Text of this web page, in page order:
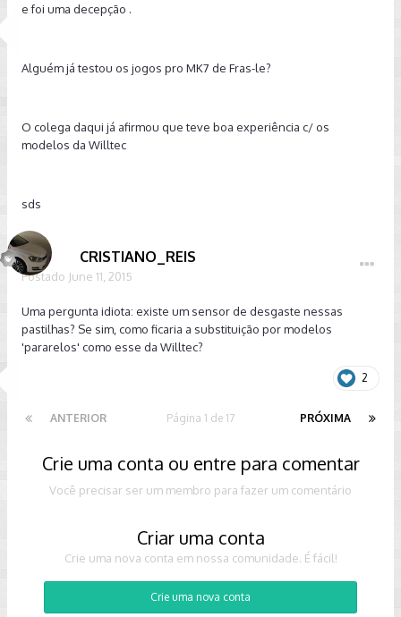
e foi uma decepção .
Alguém já testou os jogos pro MK7 de Fras-le?
O colega daqui já afirmou que teve boa experiência c/ os
modelos da Willtec
sds
CRISTIANO_REIS
Postado June 11, 2015
Uma pergunta idiota: existe um sensor de desgaste nessas
pastilhas? Se sim, como ficaria a substituição por modelos
'pararelos' como esse da Willtec?
2
ANTERIOR PRÓXIMA
Página 1 de 17
Crie uma conta ou entre para comentar
Você precisar ser um membro para fazer um comentário
Criar uma conta
Crie uma nova conta em nossa comunidade. É fácil!
Crie uma nova conta